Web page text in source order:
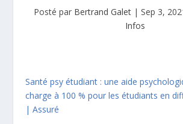
Posté par Bertrand Galet| Sep 3,
Infos
Santé psy étudiant : une aide
charge à 100 % pour les étudiants en
| Assuré